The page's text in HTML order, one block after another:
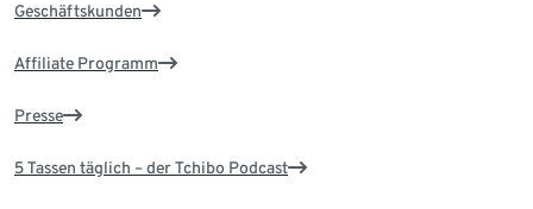
Geschäftskunden
Affiliate Programm
Presse
5 Tassen täglich – der Tchibo Podcast